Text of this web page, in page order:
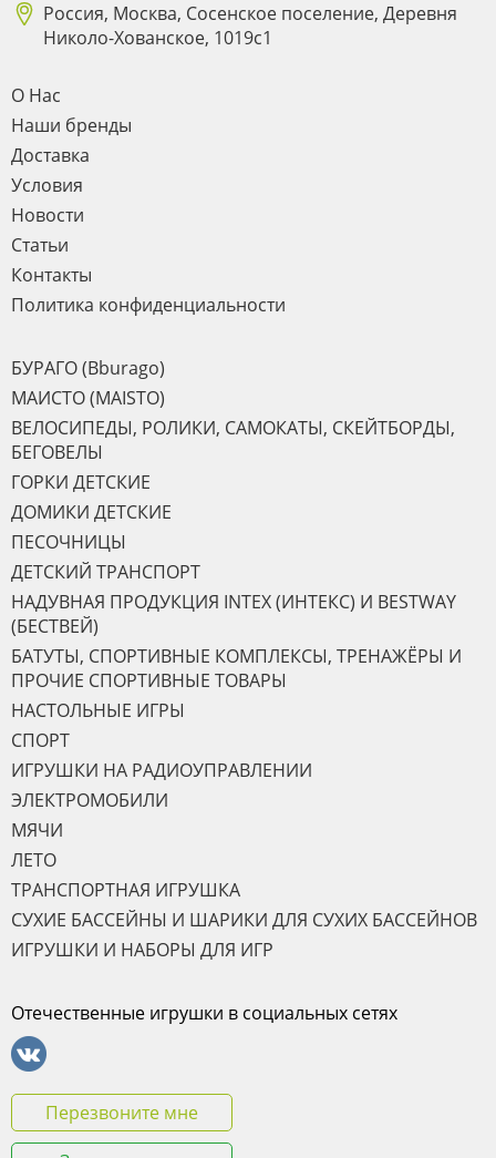
Россия, Москва, Сосенское поселение, Деревня
Николо-Хованское, 1019с1
О Нас
Наши бренды
Доставка
Условия
Новости
Статьи
Контакты
Политика конфиденциальности
БУРАГО (Bburago)
МАИСТО (MAISTO)
ВЕЛОСИПЕДЫ, РОЛИКИ, САМОКАТЫ, СКЕЙТБОРДЫ,
БЕГОВЕЛЫ
ГОРКИ ДЕТСКИЕ
ДОМИКИ ДЕТСКИЕ
ПЕСОЧНИЦЫ
ДЕТСКИЙ ТРАНСПОРТ
НАДУВНАЯ ПРОДУКЦИЯ INTEX (ИНТЕКС) И BESTWAY
(БЕСТВЕЙ)
БАТУТЫ, СПОРТИВНЫЕ КОМПЛЕКСЫ, ТРЕНАЖЁРЫ И
ПРОЧИЕ СПОРТИВНЫЕ ТОВАРЫ
НАСТОЛЬНЫЕ ИГРЫ
СПОРТ
ИГРУШКИ НА РАДИОУПРАВЛЕНИИ
ЭЛЕКТРОМОБИЛИ
МЯЧИ
ЛЕТО
ТРАНСПОРТНАЯ ИГРУШКА
СУХИЕ БАССЕЙНЫ И ШАРИКИ ДЛЯ СУХИХ БАССЕЙНОВ
ИГРУШКИ И НАБОРЫ ДЛЯ ИГР
Отечественные игрушки в социальных сетях
Перезвоните мне